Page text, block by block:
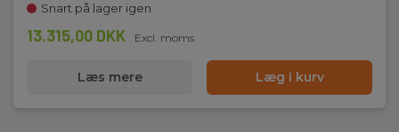
Snart på lager igen
13.315,00 DKK Excl. moms
Læs mere Læg i kurv